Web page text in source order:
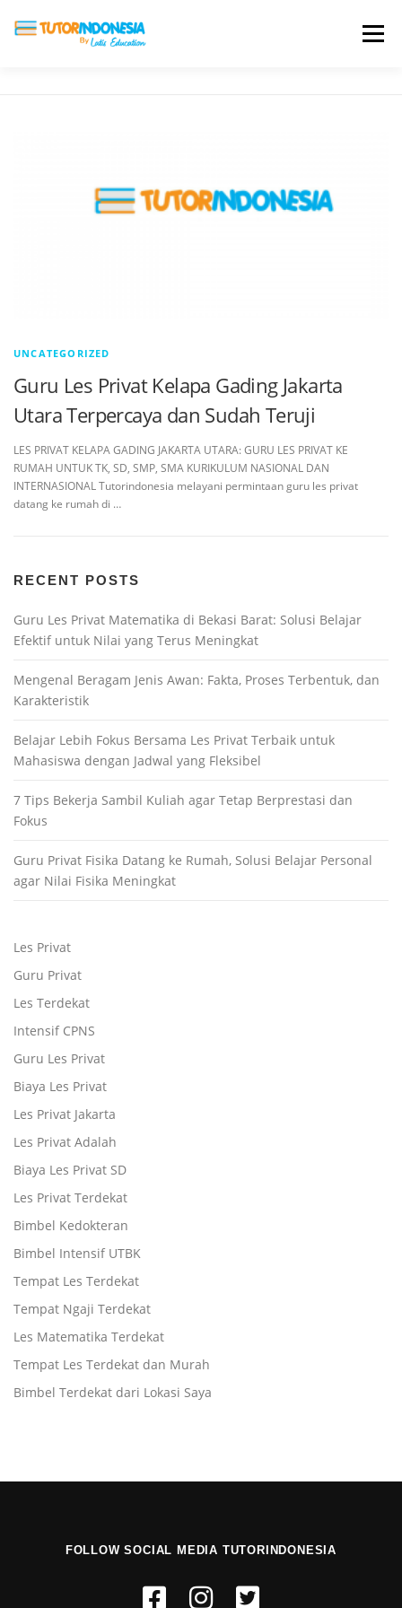
Menu
UNCATEGORIZED
Guru Les Privat Kelapa Gading Jakarta
Utara Terpercaya dan Sudah Teruji
LES PRIVAT KELAPA GADING JAKARTA UTARA: GURU LES PRIVAT KE
RUMAH UNTUK TK, SD, SMP, SMA KURIKULUM NASIONAL DAN
INTERNASIONAL Tutorindonesia melayani permintaan guru les privat
datang ke rumah di …
RECENT POSTS
Guru Les Privat Matematika di Bekasi Barat: Solusi Belajar
Efektif untuk Nilai yang Terus Meningkat
Mengenal Beragam Jenis Awan: Fakta, Proses Terbentuk, dan
Karakteristik
Belajar Lebih Fokus Bersama Les Privat Terbaik untuk
Mahasiswa dengan Jadwal yang Fleksibel
7 Tips Bekerja Sambil Kuliah agar Tetap Berprestasi dan
Fokus
Guru Privat Fisika Datang ke Rumah, Solusi Belajar Personal
agar Nilai Fisika Meningkat
Les Privat
Guru Privat
Les Terdekat
Intensif CPNS
Guru Les Privat
Biaya Les Privat
Les Privat Jakarta
Les Privat Adalah
Biaya Les Privat SD
Les Privat Terdekat
Bimbel Kedokteran
Bimbel Intensif UTBK
Tempat Les Terdekat
Tempat Ngaji Terdekat
Les Matematika Terdekat
Tempat Les Terdekat dan Murah
Bimbel Terdekat dari Lokasi Saya
FOLLOW SOCIAL MEDIA TUTORINDONESIA